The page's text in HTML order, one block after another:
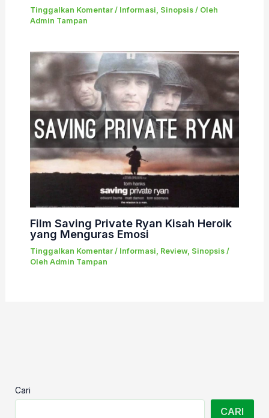
Tinggalkan Komentar / Informasi Sinopsis/ Oleh
Admin Tampan
Film Saving Private Ryan Kisah Heroik
yang Menguras Emosi
Tinggalkan Komentar / Informasi Review, Sinopsis/
Oleh Admin Tampan
Cari
CARI